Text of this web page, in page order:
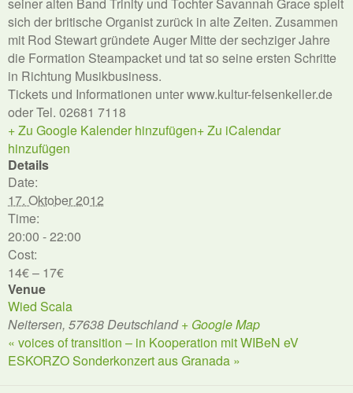
sich der britische Organist zurück in alte Zeiten. Zusammen
mit Rod Stewart gründete Auger Mitte der sechziger Jahre
die Formation Steampacket und tat so seine ersten Schritte
in Richtung Musikbusiness.
Tickets und Informationen unter www.kultur-felsenkeller.de
oder Tel. 02681 7118
+ Zu Google Kalender hinzufügen+ Zu iCalendar
hinzufügen
Details
Date:
17. Oktober 2012
Time:
20:00 - 22:00
Cost:
14€ – 17€
Venue
Wied Scala
Neitersen, 57638Deutschland + Google Map
« voices of transition – in Kooperation mit WIBeN eV
ESKORZO Sonderkonzert aus Granada »